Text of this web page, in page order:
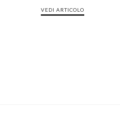
VEDI ARTICOLO